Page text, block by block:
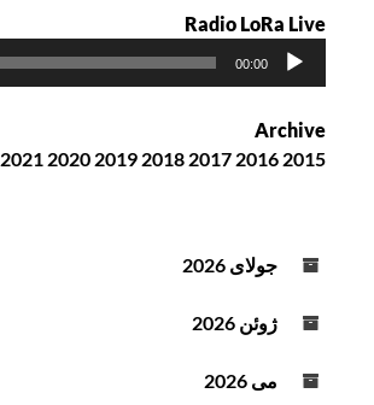
Radio LoRa Live
ک
ن
ه
و
00:00
Archive
2015
2016
2017
2018
2019
2020
2021
جولای 2026
ژوئن 2026
می 2026